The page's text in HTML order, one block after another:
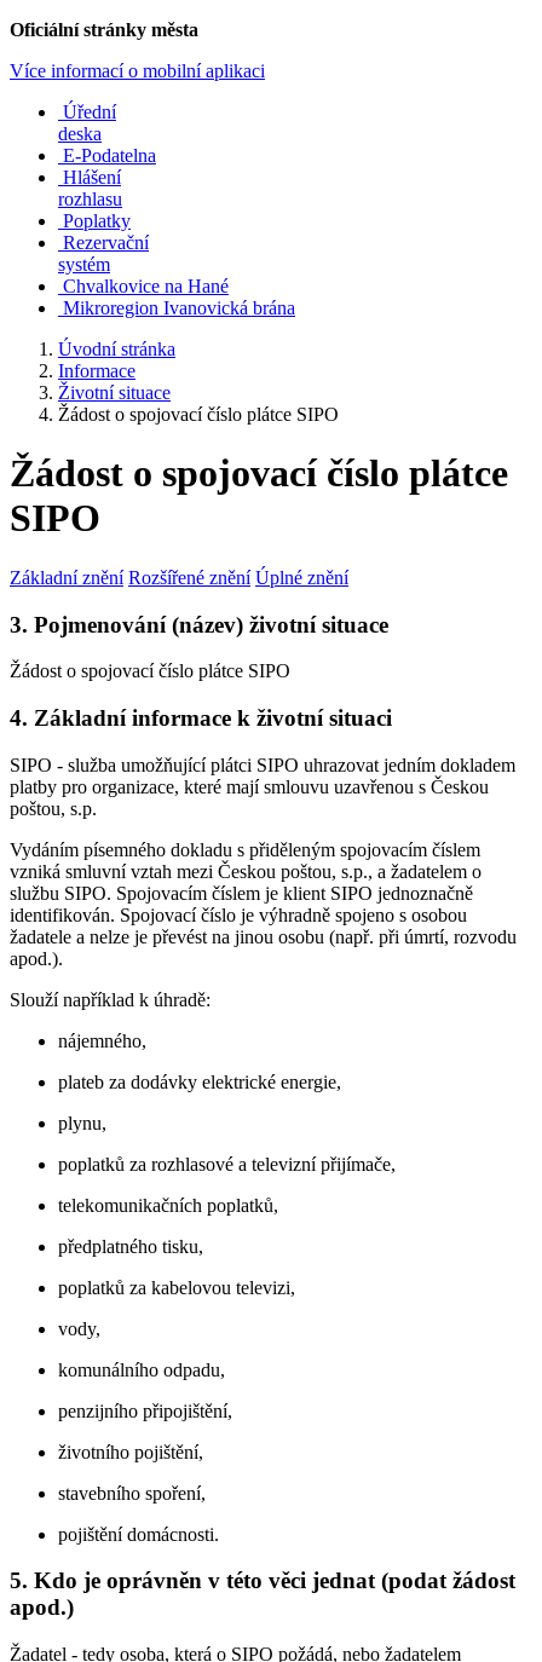
Oficiální stránky města
Více informací o mobilní aplikaci
Úřední
deska
E-Podatelna
Hlášení
rozhlasu
Poplatky
Rezervační
systém
Chvalkovice na Hané
Mikroregion Ivanovická brána
Úvodní stránka
Informace
Životní situace
Žádost o spojovací číslo plátce SIPO
Žádost o spojovací číslo plátce
SIPO
Základní znění Rozšířené znění Úplné znění
3. Pojmenování (název) životní situace
Žádost o spojovací číslo plátce SIPO
4. Základní informace k životní situaci
SIPO - služba umožňující plátci SIPO uhrazovat jedním dokladem
platby pro organizace, které mají smlouvu uzavřenou s Českou
poštou, s.p.
Vydáním písemného dokladu s přiděleným spojovacím číslem
vzniká smluvní vztah mezi Českou poštou, s.p., a žadatelem o
službu SIPO. Spojovacím číslem je klient SIPO jednoznačně
identifikován. Spojovací číslo je výhradně spojeno s osobou
žadatele a nelze je převést na jinou osobu (např. při úmrtí, rozvodu
apod.).
Slouží například k úhradě:
nájemného,
plateb za dodávky elektrické energie,
plynu,
poplatků za rozhlasové a televizní přijímače,
telekomunikačních poplatků,
předplatného tisku,
poplatků za kabelovou televizi,
vody,
komunálního odpadu,
penzijního připojištění,
životního pojištění,
stavebního spoření,
pojištění domácnosti.
5. Kdo je oprávněn v této věci jednat (podat žádost
apod.)
Žadatel - tedy osoba, která o SIPO požádá, nebo žadatelem